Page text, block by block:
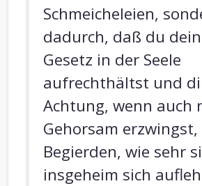
Schmeicheleien,
dadurch, daß du
Gesetz in der Seele
aufrechthältst und
Achtung, wenn auch
Gehorsam
Begierden, wie sehr
insgeheim sich